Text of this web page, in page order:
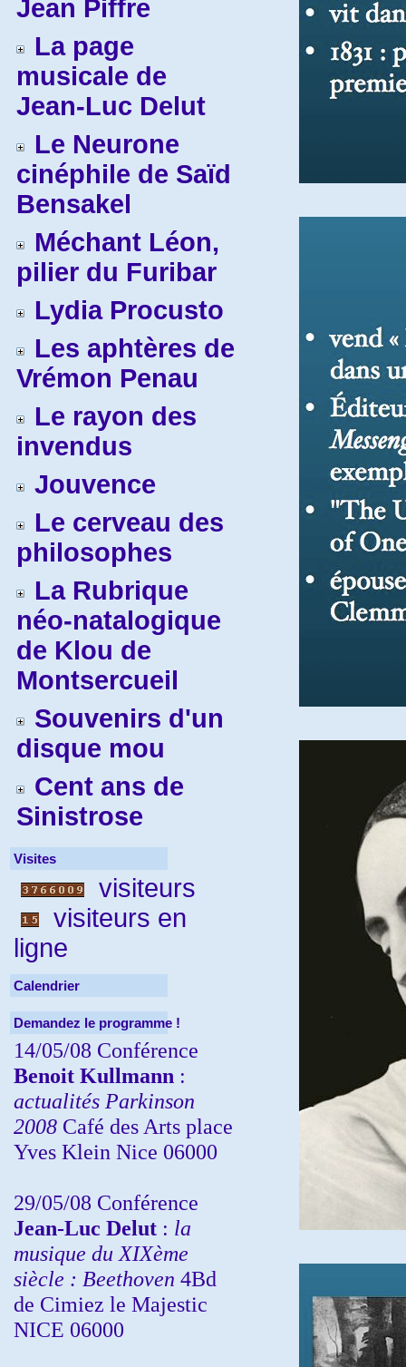
Jean Piffre
La page
musicale de
Jean-Luc Delut
Le Neurone
cinéphile de Saïd
Bensakel
Méchant Léon,
pilier du Furibar
Lydia Procusto
Les aphtères de
Vrémon Penau
Le rayon des
invendus
Jouvence
Le cerveau des
philosophes
La Rubrique
néo-natalogique
de Klou de
Montsercueil
Souvenirs d'un
disque mou
Cent ans de
Sinistrose
Visites
visiteurs
visiteurs en
ligne
Calendrier
Demandez le programme !
14/05/08 Conférence
Benoit Kullmann :
actualités Parkinson
2008 Café des Arts place
Yves Klein Nice 06000
29/05/08 Conférence
Jean-Luc Delut : la
musique du XIXème
siècle : Beethoven 4Bd
de Cimiez le Majestic
NICE 06000